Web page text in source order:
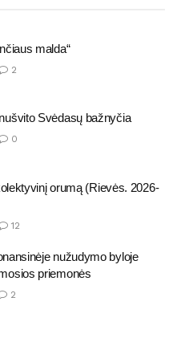
malda“
2
Svėdasų bažnyčia
0
orumą (Rievės. 2026-
12
nužudymo byloje
priemonės
2